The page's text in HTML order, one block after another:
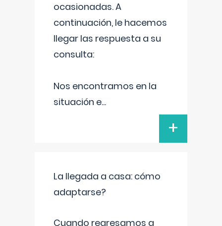
ocasionadas. A
continuación, le hacemos
llegar las respuesta a su
consulta:
Nos encontramos en la
situación e...
+
La llegada a casa: cómo
adaptarse?
Cuando regresamos a